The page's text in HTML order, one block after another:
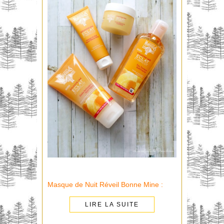
Masque de Nuit Réveil Bonne Mine :
LIRE LA SUITE